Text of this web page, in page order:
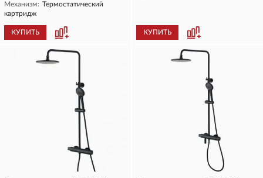
Механизм: Термостатический
картридж
КУПИТЬ КУПИТЬ